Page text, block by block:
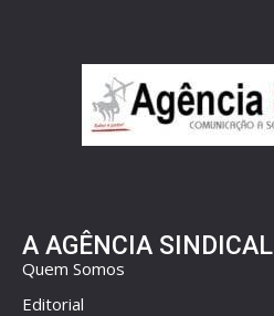
A AGÊNCIA SINDICAL
Quem Somos
Editorial